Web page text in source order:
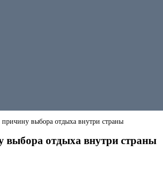
причину выбора отдыха внутри страны
выбора отдыха внутри страны